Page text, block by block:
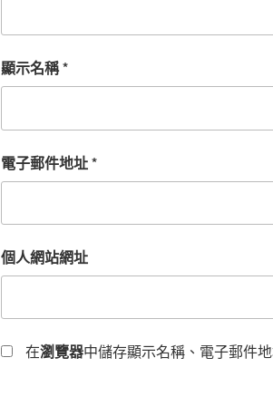
顯示名稱*
電子郵件地址*
個人網站網址
在瀏覽器中儲存顯示名稱、電子郵件